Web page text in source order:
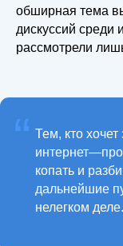
обширная тема
дискуссий среди
рассмотрели
“ Тем, кто
копать и
дальнейшие
нелегком деле.